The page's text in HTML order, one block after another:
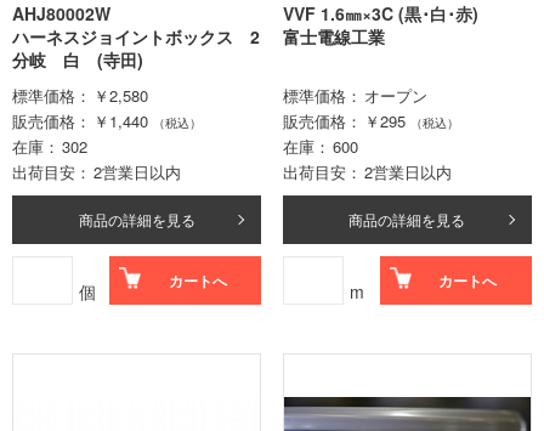
AHJ80002W
ハーネスジョイントボックス 2
分岐 白 (寺田)
標準価格
￥2,580
販売価格
￥1,440 （税込）
在庫
302
出荷目安
2営業日以内
商品の詳細を見る
個 カートへ
VVF 1.6㎜×3C (黒･白･赤)
富士電線工業
標準価格
オープン
販売価格
￥295 （税込）
在庫
600
出荷目安
2営業日以内
商品の詳細を見る
m カートへ